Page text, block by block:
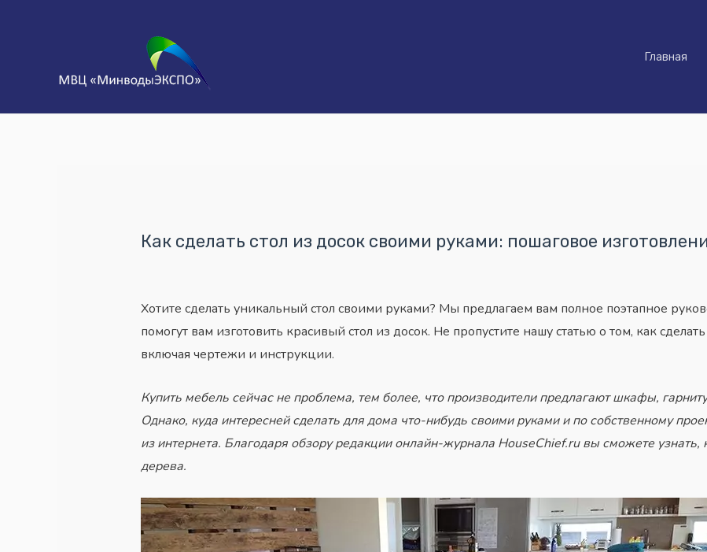
Главная
Как сделать стол из досок своими руками: пошаговое
Хотите сделать уникальный стол своими руками? Мы предлагаем вам полное поэтапное
помогут вам изготовить красивый стол из досок. Не пропустите нашу статью о том, как
включая чертежи и инструкции.
Купить мебель сейчас не проблема, тем более, что производители предлагаютшкафы,
Однако, куда интересней сделать для дома что-нибудь своими руками и по собственному
из интернета. Благодаря обзору редакции онлайн-журнала HouseChief.ru вы сможете узнать,
дерева.